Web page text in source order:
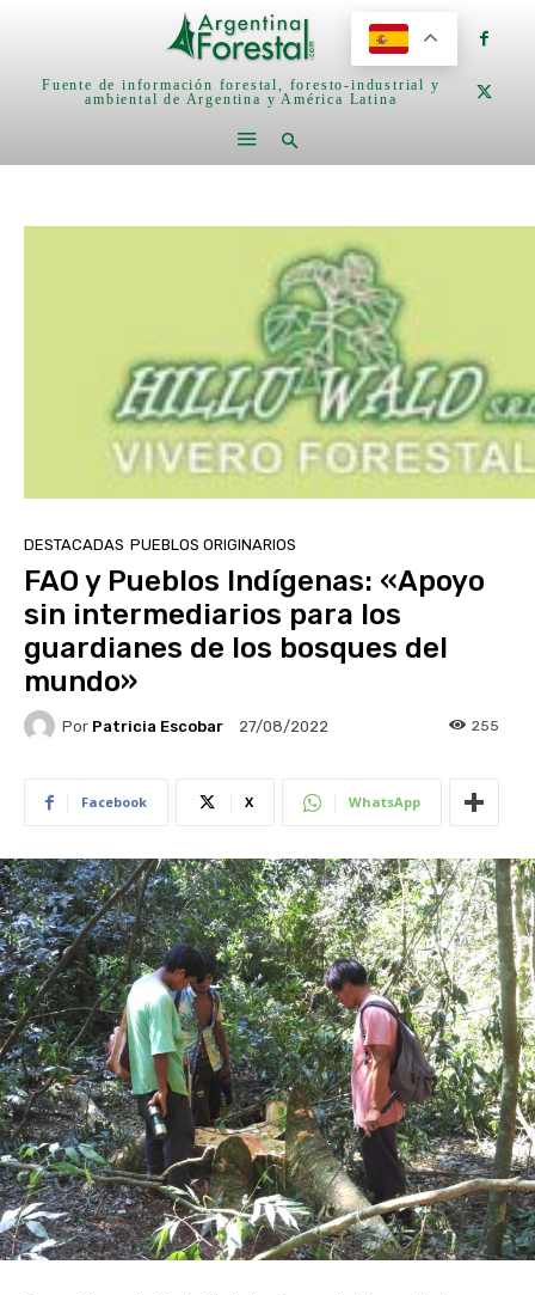
Fuente de información forestal, foresto-industrial y
ambiental de Argentina y América Latina
DESTACADAS PUEBLOS ORIGINARIOS
FAO y Pueblos Indígenas: «Apoyo
sin intermediarios para los
guardianes de los bosques del
mundo»
Por Patricia Escobar 27/08/2022 255
Facebook X WhatsApp